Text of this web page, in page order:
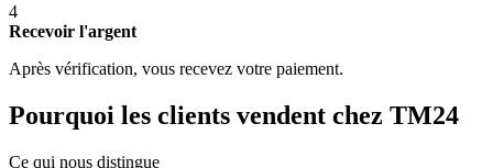
4
Recevoir l'argent
Après vérification, vous recevez votre paiement.
Pourquoi les clients vendent chez TM24
Ce qui nous distingue